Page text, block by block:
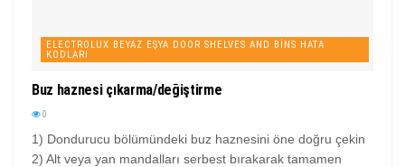
ELECTROLUX BEYAZ EŞYA DOOR SHELVES AND BINS HATA
KODLARI
Buz haznesi çıkarma/değiştirme
0
1) Dondurucu bölümündeki buz haznesini öne doğru çekin
2) Alt veya yan mandalları serbest bırakarak tamamen